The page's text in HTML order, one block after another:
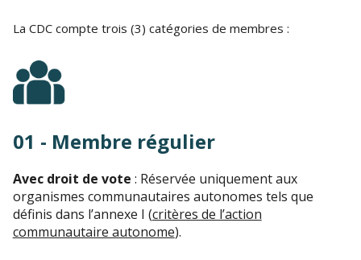
La CDC compte trois (3) catégories de membres :
01 - Membre régulier
Avec droit de vote : Réservée uniquement aux
organismes communautaires autonomes tels que
définis dans l’annexe I (critères de l’action
communautaire autonome).